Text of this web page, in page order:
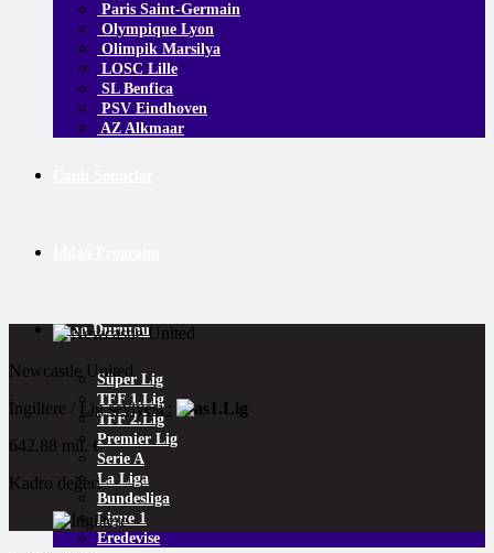
Paris Saint-Germain
Olympique Lyon
Olimpik Marsilya
LOSC Lille
SL Benfica
PSV Eindhoven
AZ Alkmaar
Puan Durumu
Süper Lig
TFF 1.Lig
TFF 2.Lig
Premier Lig
Serie A
La Liga
Bundesliga
Ligue 1
Eredevise
Newcastle United
İngiltere / Lig seviyesi :
1.Lig
642.88 mil. €
Kadro değeri